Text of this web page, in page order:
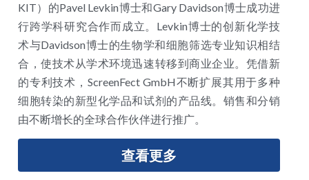
KIT）的Pavel Levkin博士和Gary Davidson博士成功进
行跨学科研究合作而成立。Levkin博士的创新化学技
术与Davidson博士的生物学和细胞筛选专业知识相结
合，使技术从学术环境迅速转移到商业企业。凭借新
的专利技术，ScreenFect GmbH不断扩展其用于多种
细胞转染的新型化学品和试剂的产品线。销售和分销
由不断增长的全球合作伙伴进行推广。
查看更多